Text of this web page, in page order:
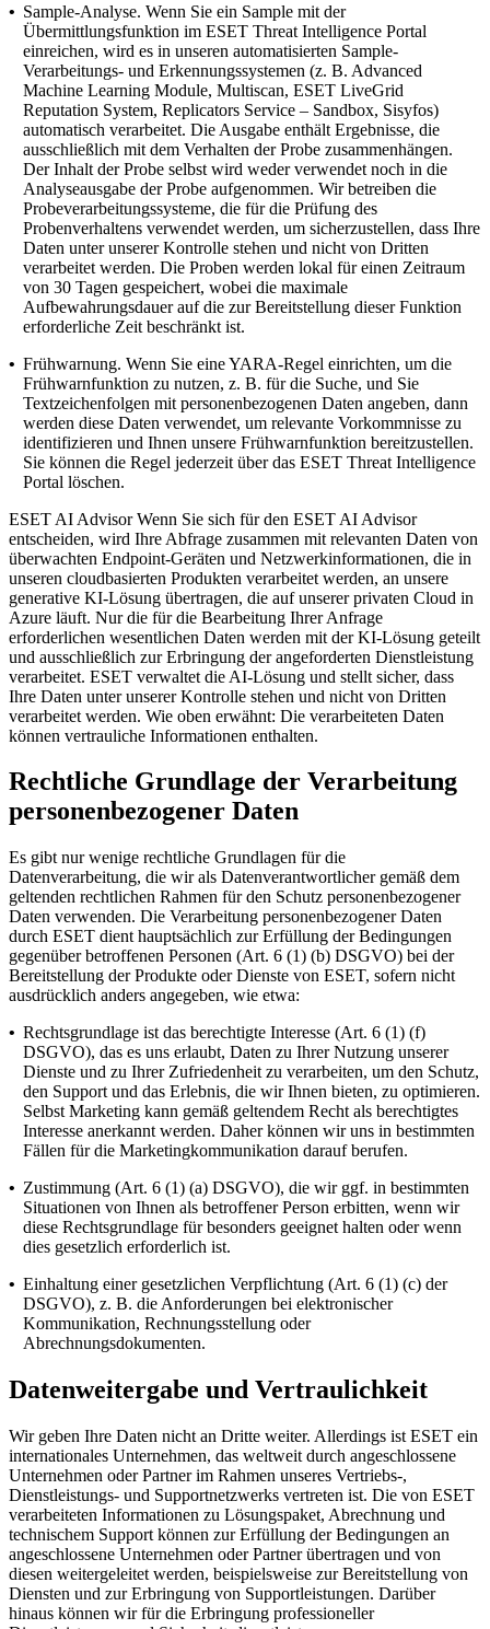
• Sample-Analyse. Wenn Sie ein Sample mit der
Übermittlungsfunktion im ESET Threat Intelligence Portal
einreichen, wird es in unseren automatisierten Sample-
Verarbeitungs- und Erkennungssystemen (z. B. Advanced
Machine Learning Module, Multiscan, ESET LiveGrid
Reputation System, Replicators Service – Sandbox, Sisyfos)
automatisch verarbeitet. Die Ausgabe enthält Ergebnisse, die
ausschließlich mit dem Verhalten der Probe zusammenhängen.
Der Inhalt der Probe selbst wird weder verwendet noch in die
Analyseausgabe der Probe aufgenommen. Wir betreiben die
Probeverarbeitungssysteme, die für die Prüfung des
Probenverhaltens verwendet werden, um sicherzustellen, dass Ihre
Daten unter unserer Kontrolle stehen und nicht von Dritten
verarbeitet werden. Die Proben werden lokal für einen Zeitraum
von 30 Tagen gespeichert, wobei die maximale
Aufbewahrungsdauer auf die zur Bereitstellung dieser Funktion
erforderliche Zeit beschränkt ist.
• Frühwarnung. Wenn Sie eine YARA-Regel einrichten, um die
Frühwarnfunktion zu nutzen, z. B. für die Suche, und Sie
Textzeichenfolgen mit personenbezogenen Daten angeben, dann
werden diese Daten verwendet, um relevante Vorkommnisse zu
identifizieren und Ihnen unsere Frühwarnfunktion bereitzustellen.
Sie können die Regel jederzeit über das ESET Threat Intelligence
Portal löschen.
ESET AI AdvisorWenn Sie sich für den ESET AI Advisor
entscheiden, wird Ihre Abfrage zusammen mit relevanten Daten von
überwachten Endpoint-Geräten und Netzwerkinformationen, die in
unseren cloudbasierten Produkten verarbeitet werden, an unsere
generative KI-Lösung übertragen, die auf unserer privaten Cloud in
Azure läuft. Nur die für die Bearbeitung Ihrer Anfrage
erforderlichen wesentlichen Daten werden mit der KI-Lösung geteilt
und ausschließlich zur Erbringung der angeforderten Dienstleistung
verarbeitet. ESET verwaltet die AI-Lösung und stellt sicher, dass
Ihre Daten unter unserer Kontrolle stehen und nicht von Dritten
verarbeitet werden. Wie oben erwähnt: Die verarbeiteten Daten
können vertrauliche Informationen enthalten.
Rechtliche Grundlage der Verarbeitung
personenbezogener Daten
Es gibt nur wenige rechtliche Grundlagen für die
Datenverarbeitung, die wir als Datenverantwortlicher gemäß dem
geltenden rechtlichen Rahmen für den Schutz personenbezogener
Daten verwenden. Die Verarbeitung personenbezogener Daten
durch ESET dient hauptsächlich zur Erfüllung der Bedingungen
gegenüber betroffenen Personen (Art. 6 (1) (b) DSGVO) bei der
Bereitstellung der Produkte oder Dienste von ESET, sofern nicht
ausdrücklich anders angegeben, wie etwa:
• Rechtsgrundlage ist das berechtigte Interesse (Art. 6 (1) (f)
DSGVO), das es uns erlaubt, Daten zu Ihrer Nutzung unserer
Dienste und zu Ihrer Zufriedenheit zu verarbeiten, um den Schutz,
den Support und das Erlebnis, die wir Ihnen bieten, zu optimieren.
Selbst Marketing kann gemäß geltendem Recht als berechtigtes
Interesse anerkannt werden. Daher können wir uns in bestimmten
Fällen für die Marketingkommunikation darauf berufen.
• Zustimmung (Art. 6 (1) (a) DSGVO), die wir ggf. in bestimmten
Situationen von Ihnen als betroffener Person erbitten, wenn wir
diese Rechtsgrundlage für besonders geeignet halten oder wenn
dies gesetzlich erforderlich ist.
• Einhaltung einer gesetzlichen Verpflichtung (Art. 6 (1) (c) der
DSGVO), z. B. die Anforderungen bei elektronischer
Kommunikation, Rechnungsstellung oder
Abrechnungsdokumenten.
Datenweitergabe und Vertraulichkeit
Wir geben Ihre Daten nicht an Dritte weiter. Allerdings ist ESET ein
internationales Unternehmen, das weltweit durch angeschlossene
Unternehmen oder Partner im Rahmen unseres Vertriebs-,
Dienstleistungs- und Supportnetzwerks vertreten ist. Die von ESET
verarbeiteten Informationen zu Lösungspaket, Abrechnung und
technischem Support können zur Erfüllung der Bedingungen an
angeschlossene Unternehmen oder Partner übertragen und von
diesen weitergeleitet werden, beispielsweise zur Bereitstellung von
Diensten und zur Erbringung von Supportleistungen. Darüber
hinaus können wir für die Erbringung professioneller